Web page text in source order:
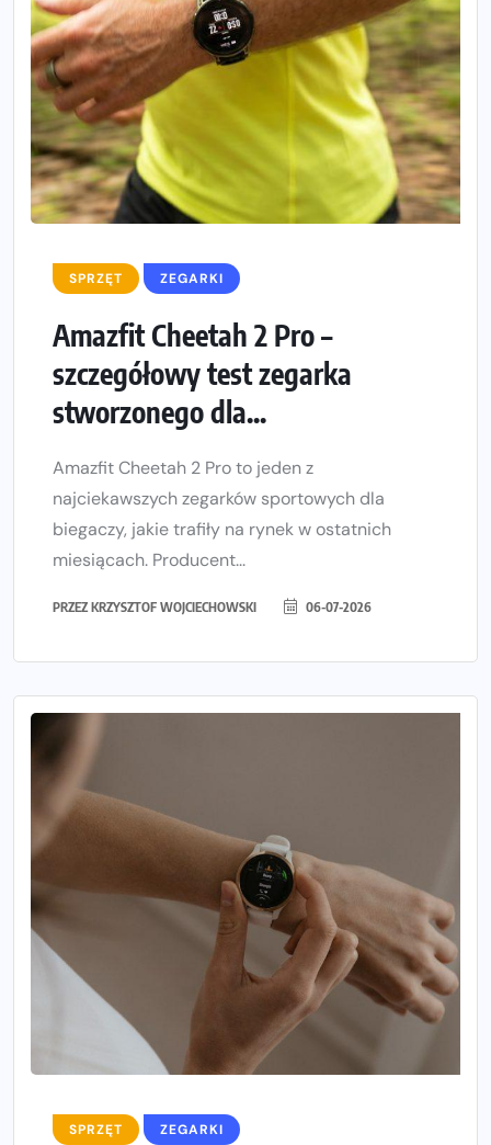
SPRZĘT ZEGARKI
Amazfit Cheetah 2 Pro –
szczegółowy test zegarka
stworzonego dla...
Amazfit Cheetah 2 Pro to jeden z
najciekawszych zegarków sportowych dla
biegaczy, jakie trafiły na rynek w ostatnich
miesiącach. Producent...
PRZEZ KRZYSZTOF WOJCIECHOWSKI 06-07-2026
SPRZĘT ZEGARKI